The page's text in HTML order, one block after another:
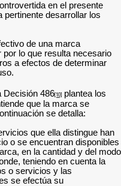
en el presente
pertinente desarrollar los
de una marca
lo que resulta necesario
a efectos de determinar
Decisión 486[10] plantea los
que la marca se
se detalla:
que ella distingue han
o se encuentran disponibles
en la cantidad y del modo
teniendo en cuenta la
o servicios y las
se efectúa su